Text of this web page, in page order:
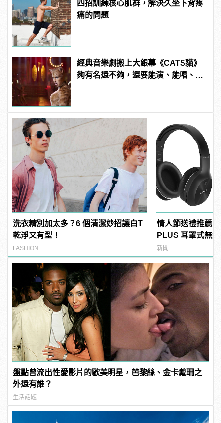
四招訓練核心肌群，解決久坐下背疼
痛的問題
經典音樂劇搬上大銀幕《CATS貓》
夠有名還不夠，還要能演、能唱、還
洗衣精別加太多？6 個清潔妙招讓白T
乾淨又有型！
FASHION
情人節送禮推薦
PLUS 耳罩式無
傾訴甜言蜜語
新聞
盤點曾流出性愛影片的歐美明星，芭黎絲、金卡戴珊之
外還有誰？
生活話題